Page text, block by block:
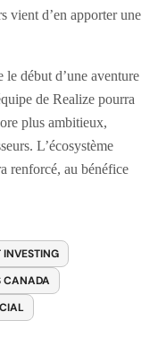
vient d’en apporter une
le début d’une aventure
de Realize pourra
plus ambitieux,
L’écosystème
renforcé, au bénéfice
CANADA